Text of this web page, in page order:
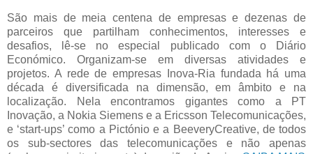
São mais de meia centena de empresas e dezenas de
parceiros que partilham conhecimentos, interesses e
desafios, lê-se no especial publicado com o Diário
Económico. Organizam-se em diversas atividades e
projetos. A rede de empresas Inova-Ria fundada há uma
década é diversificada na dimensão, em âmbito e na
localização. Nela encontramos gigantes como a PT
Inovação, a Nokia Siemens e a Ericsson Telecomunicações,
e ‘start-ups’ como a Pictónio e a BeeveryCreative, de todos
os sub-sectores das telecomunicações e não apenas